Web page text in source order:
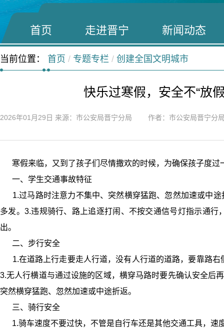
首页 走进晋宁 新闻动态
当前位置： 首页 / 专题专栏 / 创建全国文明城市
快乐过寒假，安全不“放
2026年01月29日 来源：市公安局晋宁分局 作者：市公安局晋宁分
寒假来临，又到了孩子们尽情撒欢的时候，为确保孩子度过
一、学生交通事故特征
1.过马路时注意力不集中、突然横穿猛跑、忽然加速或中途
多发。3.违规骑行、路上追逐打闹、不按交通信号灯指示通
出。
二、步行安全
1.在道路上行走要走人行道，没有人行道的道路，要靠路右
3.无人行横道与通过设施的区域，横穿马路时要先确认安全后
突然横穿猛跑、忽然加速或中途折返。
三、骑行安全
1.骑车速度不要过快，不管是自行车还是其他交通工具，速